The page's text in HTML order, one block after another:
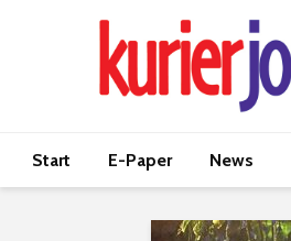
Start E-Paper News